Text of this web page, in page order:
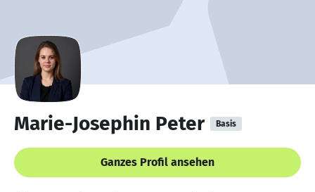
Marie-Josephin Peter Basis
Ganzes Profil ansehen